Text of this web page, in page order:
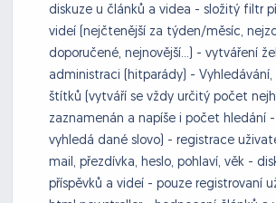
diskuze u článků a videa - složitý filtr
videí (nejčtenější za týden/měsíc,
doporučené, nejnovější…) - vytváření
administraci (hitparády) - Vyhledávání,
štítků (vytváří se vždy určitý počet
zaznamenán a napíše i počet hledání
vyhledá dané slovo) - registrace
mail, přezdívka, heslo, pohlaví, věk -
příspěvků a videí - pouze registrovaní